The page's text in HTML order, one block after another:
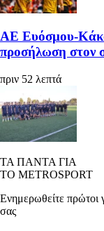
ΑΕ Ευόσμου-
προσήλωση στον
πριν 52 λεπτά
ΤΑ ΠΑΝΤΑ ΓΙΑ
ΤΟ METROSPORT
Ενημερωθείτε πρώτοι
σας